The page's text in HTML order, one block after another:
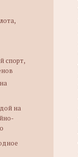
спорт,
на